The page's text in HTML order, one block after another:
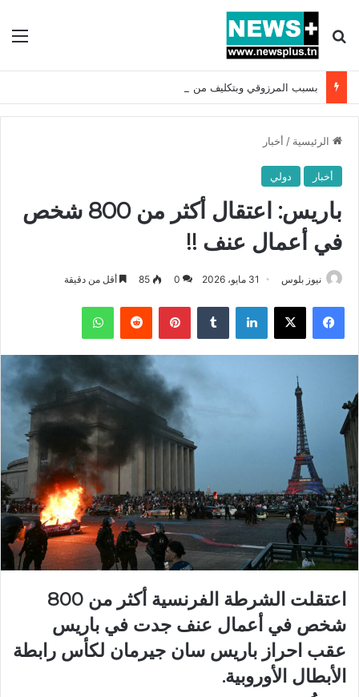
بحث عن
الرئيسية / أخبار
أخبار دولي
باريس: اعتقال أكثر من 800 شخص
في أعمال عنف !!
نيوز بلوس 31 مايو، 2026 0
85 أقل من دقيقة
فيسبوك X لينكدإن بينتيريست واتساب
اعتقلت الشرطة الفرنسية أكثر من 800
شخص في أعمال عنف جدت في باريس
عقب احراز باريس سان جيرمان لكأس رابطة
الأبطال الأوروبية.